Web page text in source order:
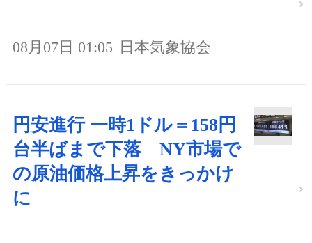
08月07日 01:05 日本気象協会
円安進行 一時1ドル＝158円
台半ばまで下落 NY市場で
の原油価格上昇をきっかけ
に